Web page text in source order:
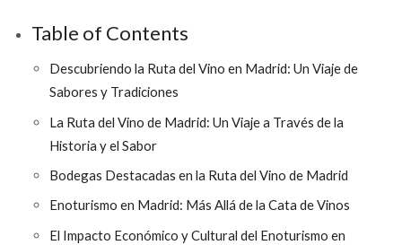
Table of Contents
Descubriendo la Ruta del Vino en Madrid: Un Viaje de
Sabores y Tradiciones
La Ruta del Vino de Madrid: Un Viaje a Través de la
Historia y el Sabor
Bodegas Destacadas en la Ruta del Vino de Madrid
Enoturismo en Madrid: Más Allá de la Cata de Vinos
El Impacto Económico y Cultural del Enoturismo en